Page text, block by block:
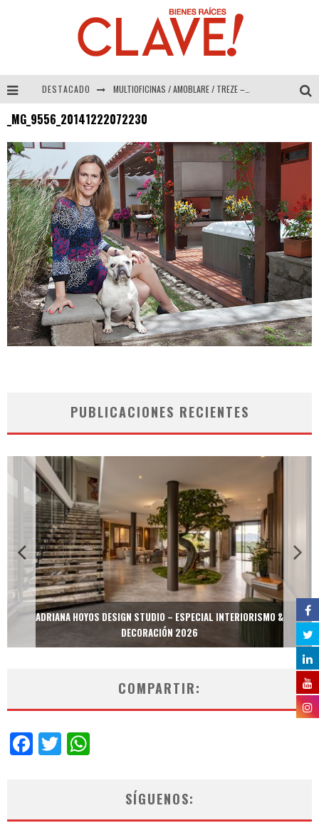
DESTACADO MULTIOFICINAS / AMOBLARE / TREZE – Especial Interiorismo & Decoración 2026
COLINEAL – Especial Interiorismo & Decoración 2026
ADRIANA HOYOS DESIGN STUDIO – Especial Interiorismo & Decoración 2026
_MG_9556_20141222072230
PUBLICACIONES RECIENTES
ADRIANA HOYOS DESIGN STUDIO – ESPECIAL INTERIORISMO &
DECORACIÓN 2026
COMPARTIR:
Facebook
Twitter
SÍGUENOS: